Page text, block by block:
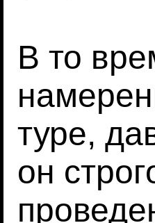
В то
туре,
он